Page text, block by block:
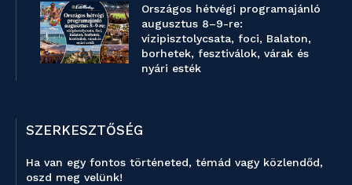
Országos hétvégi programajánló
augusztus 8–9-re:
vízipisztolycsata, foci, Balaton,
borhetek, fesztiválok, várak és
nyári esték
SZERKESZTŐSÉG
Ha van egy fontos történeted, témád vagy közlendőd,
oszd meg velünk!